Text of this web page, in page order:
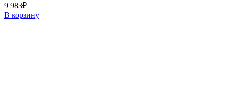
9 983₽
В корзину